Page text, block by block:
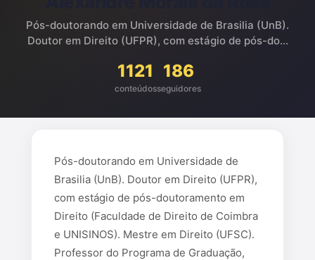
Pós-doutorando em Universidade de Brasilia (UnB).
Doutor em Direito (UFPR), com estágio de pós-do...
1121
conteúdos
186
seguidores
Pós-doutorando em Universidade de
Brasilia (UnB). Doutor em Direito (UFPR),
com estágio de pós-doutoramento em
Direito (Faculdade de Direito de Coimbra
e UNISINOS). Mestre em Direito (UFSC).
Professor do Programa de Graduação,